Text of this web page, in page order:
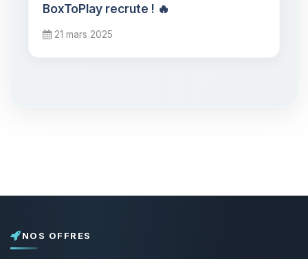
BoxToPlay recrute ! 🔥
21 mars 2025
NOS OFFRES